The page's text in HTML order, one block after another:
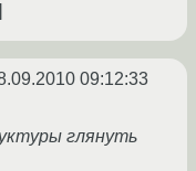
09:12:33
глянуть